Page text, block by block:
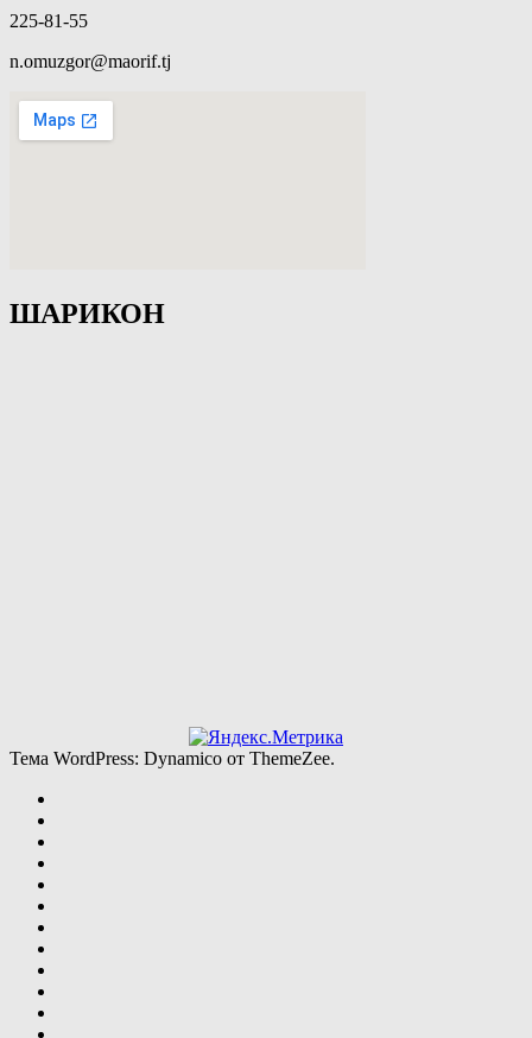
225-81-55
n.omuzgor@maorif.tj
ШАРИКОН
Тема WordPress: Dynamico от ThemeZee.